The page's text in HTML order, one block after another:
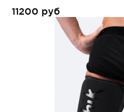
11200 руб